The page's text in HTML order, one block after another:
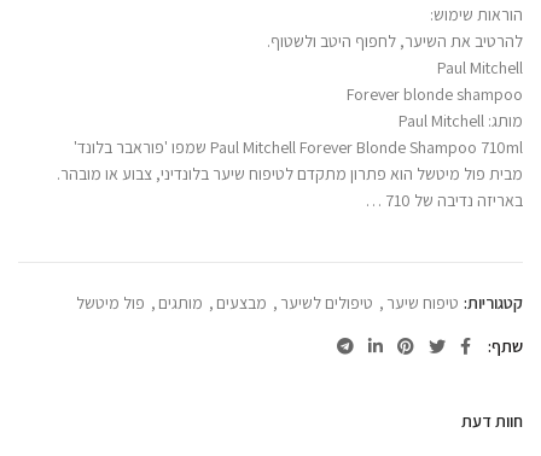
הוראות שימוש:
להרטיב את השיער, לחפוף היטב ולשטוף.
Paul Mitchell
Forever blonde shampoo
מותג: Paul Mitchell‏
Paul Mitchell Forever Blonde Shampoo 710ml שמפו 'פוראבר בלונד'
מבית פול מיטשל הוא פתרון מתקדם לטיפוח שיער בלונדיני, צבוע או מובהר.
באריזה נדיבה של 710 …
קטגוריות: טיפוח שיער , טיפולים לשיער , מבצעים , מותגים , פול מיטשל
שתף
חוות דעת